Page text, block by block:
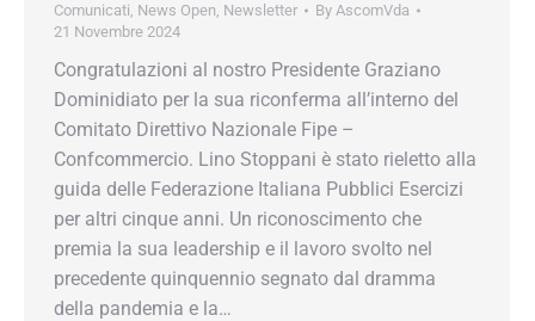
Comunicati, News Open, Newsletter By AscomVda
21 Novembre 2024
Congratulazioni al nostro Presidente Graziano
Dominidiato per la sua riconferma all’interno del
Comitato Direttivo Nazionale Fipe –
Confcommercio. Lino Stoppani è stato rieletto alla
guida delle Federazione Italiana Pubblici Esercizi
per altri cinque anni. Un riconoscimento che
premia la sua leadership e il lavoro svolto nel
precedente quinquennio segnato dal dramma
della pandemia e la…